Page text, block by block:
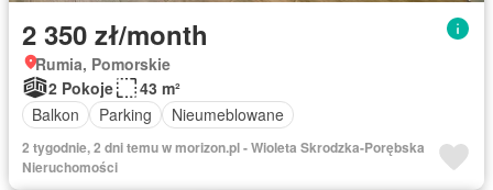
2 350 zł/month
Rumia, Pomorskie
2 Pokoje
43 m²
Balkon
Parking Nieumeblowane
2 tygodnie, 2 dni temu w morizon.pl - Wioleta Skrodzka-Porębska
Nieruchomości